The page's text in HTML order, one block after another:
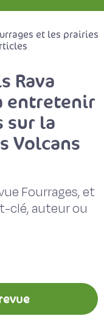
et les prairies
Rava
entretenir
sur la
Volcans
Fourrages, et
clé, auteur ou